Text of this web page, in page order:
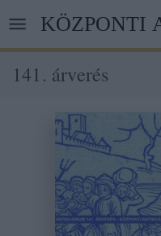
tartalomra
KÖZPONTI
141. árverés